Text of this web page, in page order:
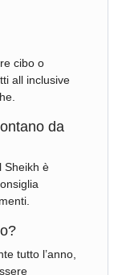
cibo o
all inclusive
da
Sheikh è
tutto l’anno,